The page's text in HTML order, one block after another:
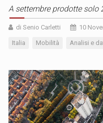
A settembre prodotte solo
di Senio Carletti 10
Italia Mobilità Analisi e